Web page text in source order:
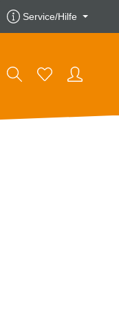
Service/Hilfe